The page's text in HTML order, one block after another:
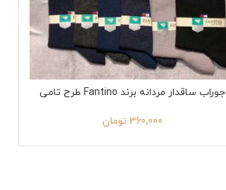
جوراب ساقدار مردانه برند Fantino طرح تامی
360,000 تومان